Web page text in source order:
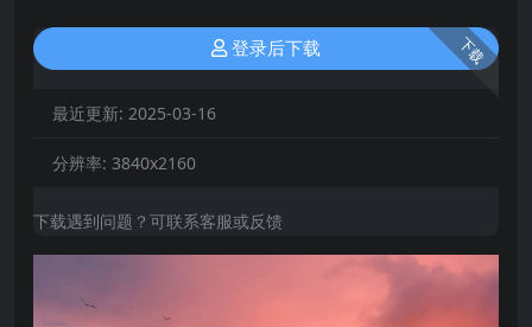
下载
登录后下载
最近更新: 2025-03-16
分辨率: 3840x2160
下载遇到问题？可联系客服或反馈